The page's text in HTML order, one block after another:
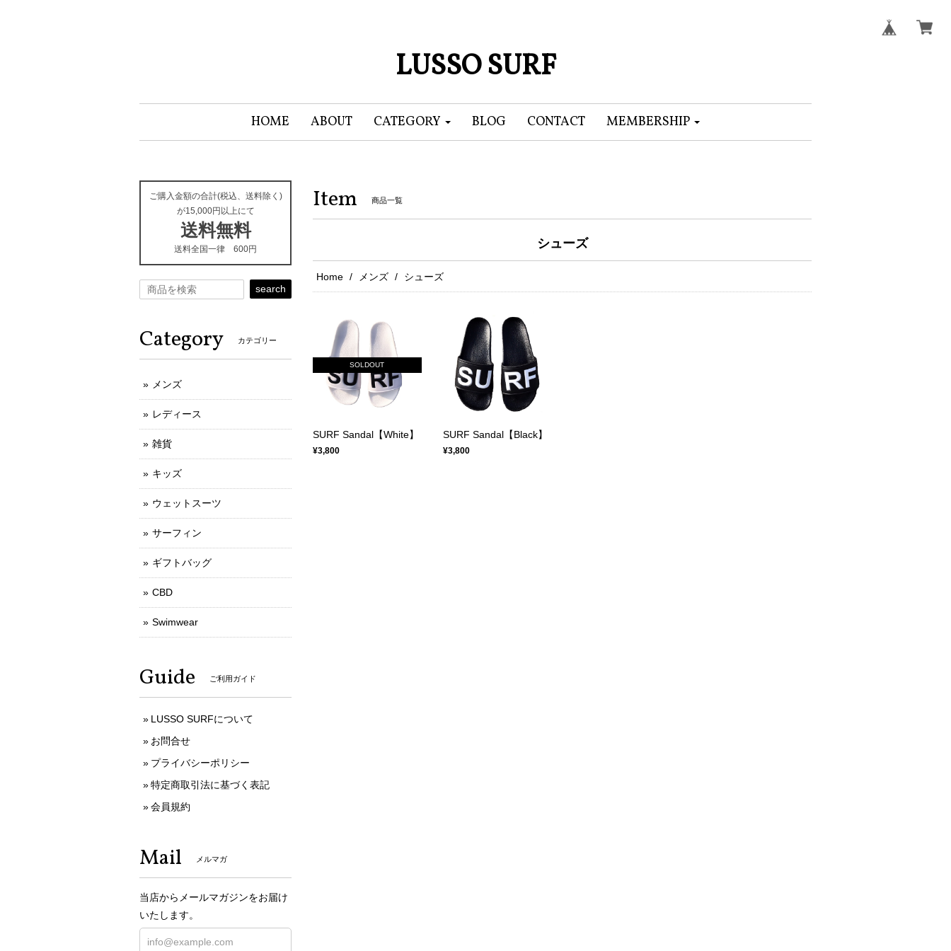
LUSSO SURF
HOME ABOUT CATEGORY BLOG CONTACT MEMBERSHIP
Item 商品一覧
シューズ
Home メンズ シューズ
SOLDOUT
SURF Sandal【White】
¥3,800
SURF Sandal【Black】
¥3,800
ご購入金額の合計(税込、送料除く)
が15,000円以上にて
送料無料
送料全国一律 600円
search
Category カテゴリー
メンズ
レディース
雑貨
キッズ
ウェットスーツ
サーフィン
ギフトバッグ
CBD
Swimwear
Guide ご利用ガイド
LUSSO SURFについて
お問合せ
プライバシーポリシー
特定商取引法に基づく表記
会員規約
Mail メルマガ
当店からメールマガジンをお届け
いたします。